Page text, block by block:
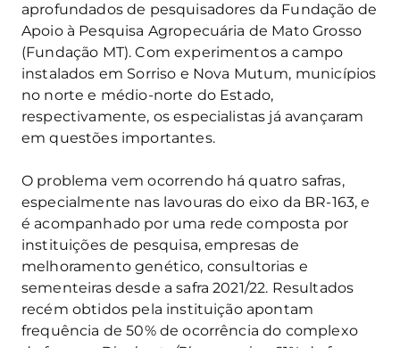
aprofundados de pesquisadores da Fundação de
Apoio à Pesquisa Agropecuária de Mato Grosso
(Fundação MT). Com experimentos a campo
instalados em Sorriso e Nova Mutum, municípios
no norte e médio-norte do Estado,
respectivamente, os especialistas já avançaram
em questões importantes.
O problema vem ocorrendo há quatro safras,
especialmente nas lavouras do eixo da BR-163, e
é acompanhado por uma rede composta por
instituições de pesquisa, empresas de
melhoramento genético, consultorias e
sementeiras desde a safra 2021/22. Resultados
recém obtidos pela instituição apontam
frequência de 50% de ocorrência do complexo